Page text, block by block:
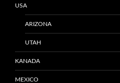
USA
ARIZONA
UTAH
KANADA
MEXICO